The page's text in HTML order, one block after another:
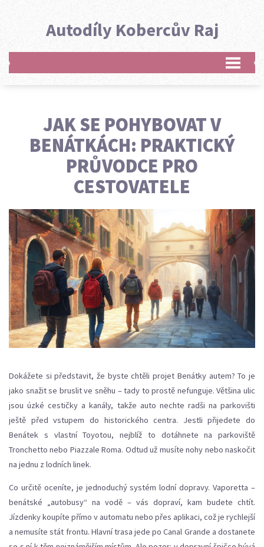
Autodíly Kobercův Raj
JAK SE POHYBOVAT V
BENÁTKÁCH: PRAKTICKÝ
PRŮVODCE PRO
CESTOVATELE
Dokážete si představit, že byste chtěli projet Benátky autem? To je
jako snažit se bruslit ve sněhu – tady to prostě nefunguje. Většina ulic
jsou úzké cestičky a kanály, takže auto nechte radši na parkovišti
ještě před vstupem do historického centra. Jestli přijedete do
Benátek s vlastní Toyotou, nejblíž to dotáhnete na parkoviště
Tronchetto nebo Piazzale Roma. Odtud už musíte nohy nebo naskočit
na jednu z lodních linek.
Co určitě oceníte, je jednoduchý systém lodní dopravy. Vaporetta –
benátské „autobusy“ na vodě – vás dopraví, kam budete chtít.
Jízdenky koupíte přímo v automatu nebo přes aplikaci, což je rychlejší
a nemusíte stát frontu. Hlavní trasa jede po Canal Grande a dostanete